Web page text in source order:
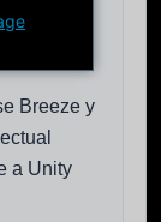
Breeze y
a Unity